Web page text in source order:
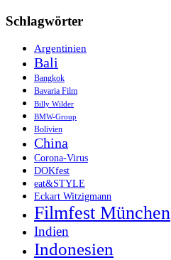
Schlagwörter
Argentinien
Bali
Bangkok
Bavaria Film
Billy Wilder
BMW-Group
Bolivien
China
Corona-Virus
DOKfest
eat&STYLE
Eckart Witzigmann
Filmfest München
Indien
Indonesien